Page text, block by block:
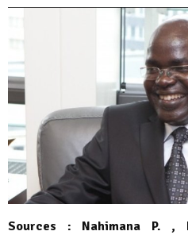
Sources : Nahimana P. ,